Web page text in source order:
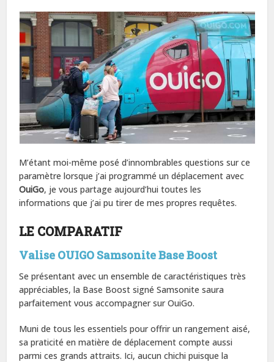
M’étant moi-même posé d’innombrables questions sur ce
paramètre lorsque j’ai programmé un déplacement avec
OuiGo, je vous partage aujourd’hui toutes les
informations que j’ai pu tirer de mes propres requêtes.
LE COMPARATIF
Valise OUIGO Samsonite Base Boost
Se présentant avec un ensemble de caractéristiques très
appréciables, la Base Boost signé Samsonite saura
parfaitement vous accompagner sur OuiGo.
Muni de tous les essentiels pour offrir un rangement aisé,
sa praticité en matière de déplacement compte aussi
parmi ces grands attraits. Ici, aucun chichi puisque la